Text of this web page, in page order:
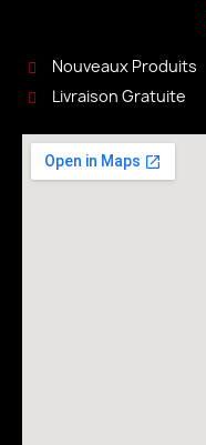
Nouveaux Produits
Livraison Gratuite